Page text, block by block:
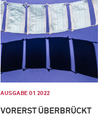
AUSGABE 01 2022
VORERST ÜBERBRÜCKT